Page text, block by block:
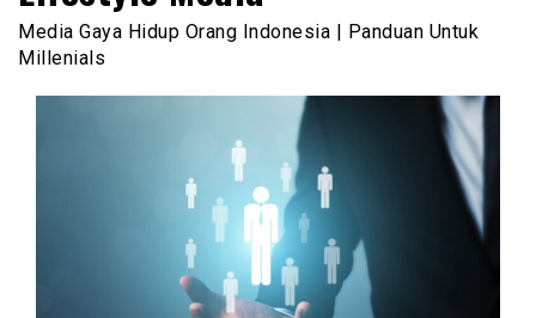
Media Gaya Hidup Orang Indonesia | Panduan Untuk
Millenials